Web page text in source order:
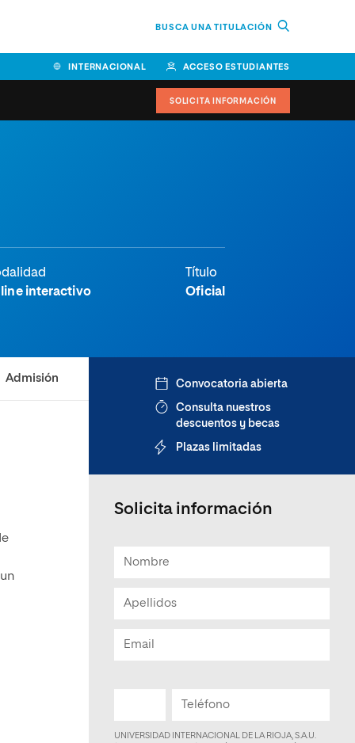
BUSCA UNA TITULACIÓN
INTERNACIONAL ACCESO ESTUDIANTES
SOLICITA INFORMACIÓN
interactivo
Título
Oficial
Admisión Convocatoria abierta
Consulta nuestros
descuentos y becas
Plazas limitadas
Solicita información